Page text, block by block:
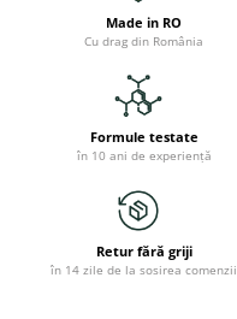
Made in RO
Cu drag din România
Formule testate
în 10 ani de experiență
Retur fără griji
în 14 zile de la sosirea comenzii